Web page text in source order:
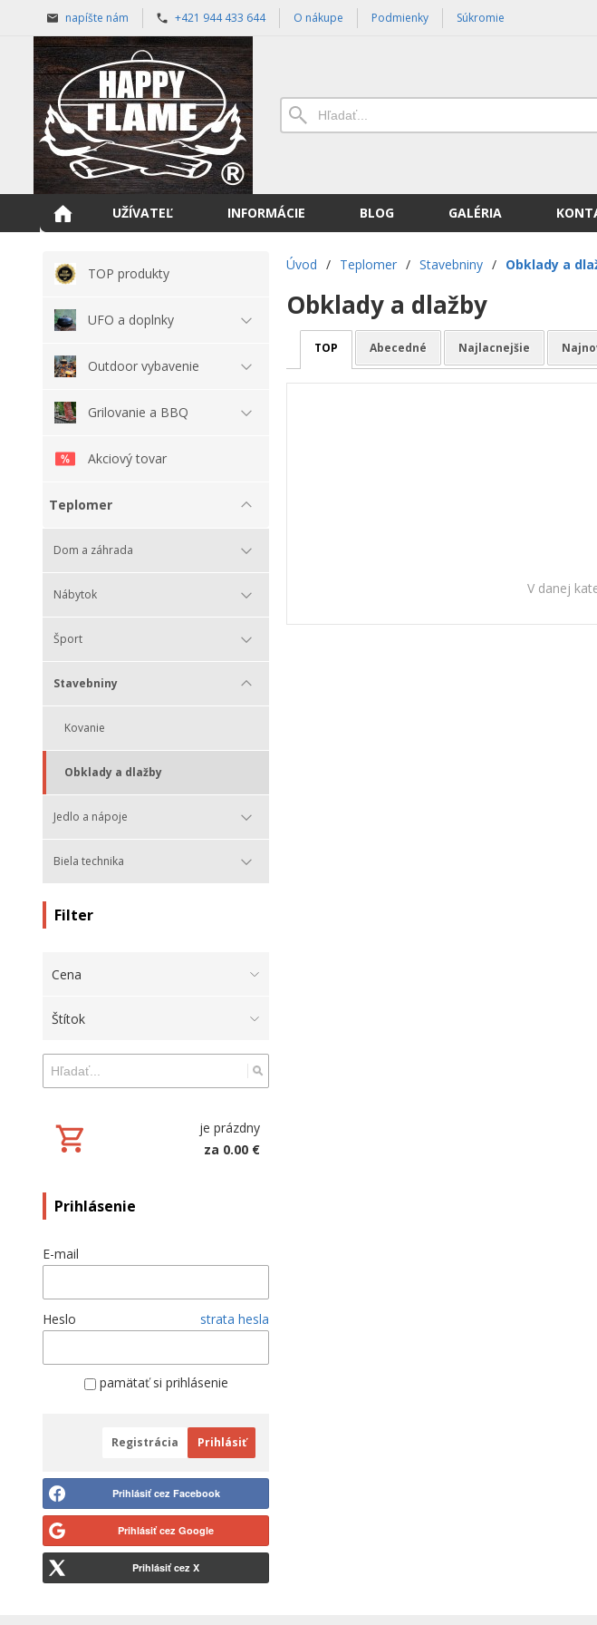
napíšte nám +421 944 433 644 O nákupe Podmienky Súkromie
UŽÍVATEĽ INFORMÁCIE BLOG GALÉRIA
TOP produkty
UFO a doplnky
Outdoor vybavenie
Grilovanie a BBQ
Akciový tovar
Teplomer
Dom a záhrada
Nábytok
Šport
Stavebniny
Kovanie
Obklady a dlažby
Jedlo a nápoje
Biela technika
Filter
Cena
Štítok
je prázdny
za 0.00 €
Prihlásenie
E-mail
Heslo strata hesla
pamätať si prihlásenie
Registrácia Prihlásiť
Prihlásiť cez Facebook
Prihlásiť cez Google
Prihlásiť cez X
Úvod / Teplomer / Stavebniny / Obklady a
Obklady a dlažby
TOP Abecedné Najlacnejšie
V danej